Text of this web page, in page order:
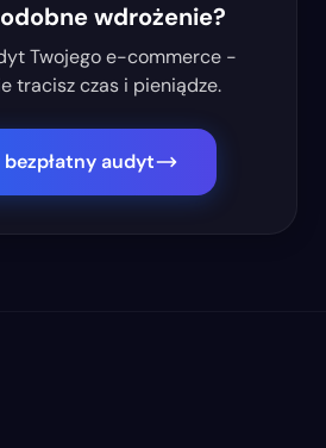
wdrożenie?
Twojego e-commerce -
tracisz czas i pieniądze.
bezpłatny audyt